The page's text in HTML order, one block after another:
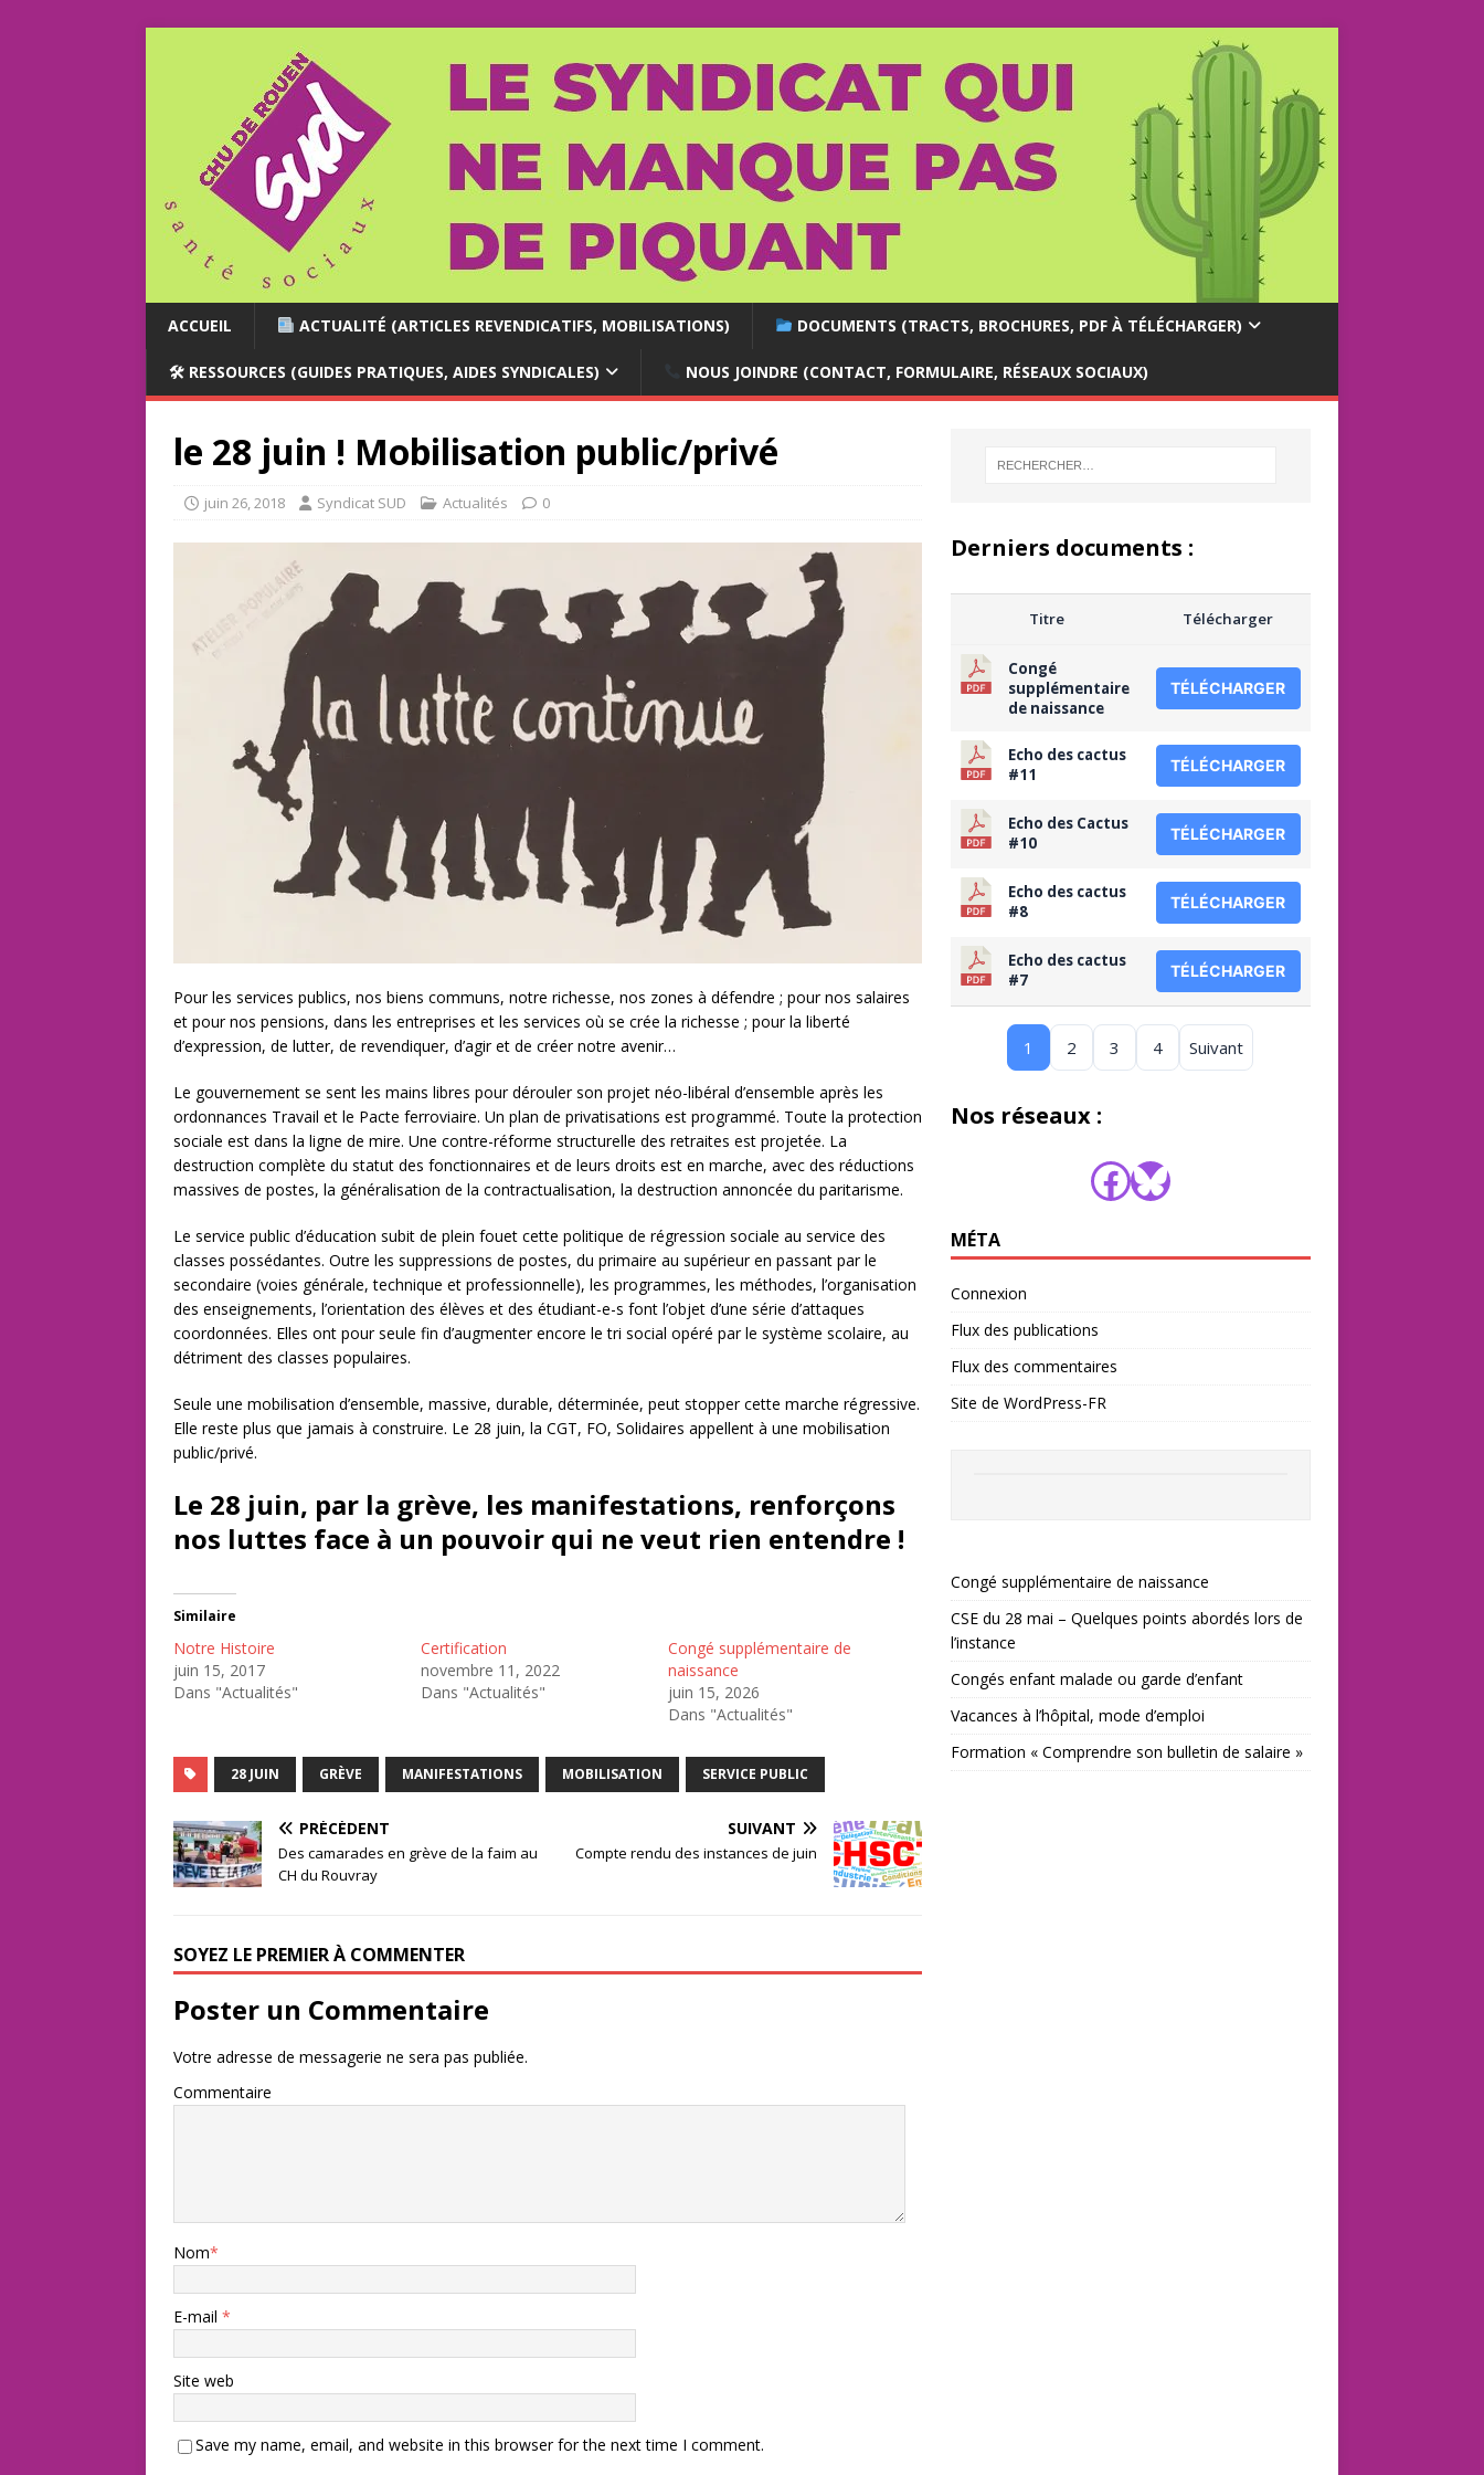
ACCUEIL ACTUALITÉ (ARTICLES REVENDICATIFS, MOBILISATIONS) DOCUMENTS (TRACTS, BROCHURES, PDF À TÉLÉCHARGER)
🛠 RESSOURCES (GUIDES PRATIQUES, AIDES SYNDICALES) NOUS JOINDRE (CONTACT, FORMULAIRE, RÉSEAUX SOCIAUX)
le 28 juin ! Mobilisation public/privé
juin 26, 2018 Syndicat SUD Actualités 0
Pour les services publics, nos biens communs, notre richesse, nos zones à défendre ; pour nos salaires
et pour nos pensions, dans les entreprises et les services où se crée la richesse ; pour la liberté
d’expression, de lutter, de revendiquer, d’agir et de créer notre avenir…
Le gouvernement se sent les mains libres pour dérouler son projet néo-libéral d’ensemble après les
ordonnances Travail et le Pacte ferroviaire. Un plan de privatisations est programmé. Toute la protection
sociale est dans la ligne de mire. Une contre-réforme structurelle des retraites est projetée. La
destruction complète du statut des fonctionnaires et de leurs droits est en marche, avec des réductions
massives de postes, la généralisation de la contractualisation, la destruction annoncée du paritarisme.
Le service public d’éducation subit de plein fouet cette politique de régression sociale au service des
classes possédantes. Outre les suppressions de postes, du primaire au supérieur en passant par le
secondaire (voies générale, technique et professionnelle), les programmes, les méthodes, l’organisation
des enseignements, l’orientation des élèves et des étudiant-e-s font l’objet d’une série d’attaques
coordonnées. Elles ont pour seule fin d’augmenter encore le tri social opéré par le système scolaire, au
détriment des classes populaires.
Seule une mobilisation d’ensemble, massive, durable, déterminée, peut stopper cette marche régressive.
Elle reste plus que jamais à construire. Le 28 juin, la CGT, FO, Solidaires appellent à une mobilisation
public/privé.
Le 28 juin, par la grève, les manifestations, renforçons
nos luttes face à un pouvoir qui ne veut rien entendre !
Similaire
Notre Histoire
juin 15, 2017
Dans "Actualités"
Certification
novembre 11, 2022
Dans "Actualités"
Congé supplémentaire de
naissance
juin 15, 2026
Dans "Actualités"
28 JUIN GRÈVE MANIFESTATIONS MOBILISATION SERVICE PUBLIC
PRÉCÉDENT
Des camarades en grève de la faim au
CH du Rouvray
SUIVANT
Compte rendu des instances de juin
SOYEZ LE PREMIER À COMMENTER
Poster un Commentaire
Votre adresse de messagerie ne sera pas publiée.
Commentaire
Nom*
E-mail *
Site web
Save my name, email, and website in this browser for the next time I comment.
Derniers documents :
Titre Télécharger
Congé
supplémentaire
de naissance
TÉLÉCHARGER
Echo des cactus
#11
TÉLÉCHARGER
Echo des Cactus
#10
TÉLÉCHARGER
Echo des cactus
#8
TÉLÉCHARGER
Echo des cactus
#7
TÉLÉCHARGER
1 2 3 4 Suivant
Nos réseaux :
MÉTA
Connexion
Flux des publications
Flux des commentaires
Site de WordPress-FR
Congé supplémentaire de naissance
CSE du 28 mai – Quelques points abordés lors de
l’instance
Congés enfant malade ou garde d’enfant
Vacances à l’hôpital, mode d’emploi
Formation « Comprendre son bulletin de salaire »